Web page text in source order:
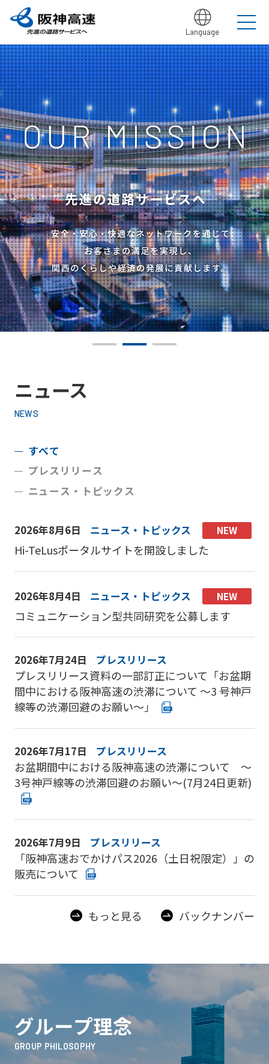
Language
グループ理念 カテゴリTOP
阪神高速グループビジョン
205X
中期経営計画（2026～2028）
サステナビリティ カテゴリTOP
阪神高速グ
ループのサ
ステナビリ
ティ
トップメ
ッセージ
サステナ
ビリティ
ニュース
サステナ
ビリティ
経営
サステナ
ビリティ
重要課題
ガバナン
ス報告
社会貢献活動
（助成）
未来(あす)へ
のチャレン
ジプロジェ
クト
若手研究者
助成
サステナビリティレポ
ート
サステナビリテ
ィレポート
2026(デジタルブ
ック)
レポートダウン
ロード（PDF）
企業・グループ情報 カテゴリTOP
社長ごあいさつ / 社長定例記者会
見
会社概要・
組織
企業概要
組織・事
業所一覧
事業・取り
組み
事業計画
経営効率
化に向け
た今後の
取り組み
新技術の
募集
協定・事
業許可等
法令遵
守・コー
ポレート
ガバナン
ス
内部統
制シス
テム
公益通
報窓口
各種会
議・検討
会
阪神高
速事業
アドバ
イザリ
ー会議
情
報
の
公
開
情
報
開
示
各
種
デ
ー
タ
安全・安心・快適への取り組み カテゴリTOP
お客さま満足の実
現に向けて
大規模更新・修繕
安全・安心・快適
の追求
建設事業の推進 プロの仕事の徹底
関連事業・国際事
業の展開
環境にやさしく、
地域・社会ととも
に
阪神・淡路大震災
～つないでいく1.17
～
IR情報 カテゴリTOP
最新IR資料
IR説明動画
IR説明資料
インパクト
レポート
決算情
報
有価証
券報告
書
株主総
会
その他のIR情報
道路建設関係債務の
状況
社債・格付情報
サステナビリティ・
ファイナンス
ソーシャル・ファイ
ナンス
阪神高速道路株式会
社の開始貸借対照表
（旧）阪神高速道路
公団の情報
入札契約情報 カテゴリTOP
発注
見通
し・
入札
情報
年
間
発
注
見
通
し
入
札
公
告
入
札
結
入
契
約
競争参
加資格
競争
参加
資格
関係
競争
参加
停止
措置
につ
いて
実施内
容・各
種デー
タ
入札
監視
委員
会
暴力
団等
排除
措置
につ
いて
入
札・
契約
方式
技術
入札契
約情報
に関す
るよく
あるご
質問
よくあ
るご質
問
Hi-
TeLus（工
事情報等共
有システ
ム）
Hi-
TeLusポ
ータル
サイト
ニュース
NEWS
すべて
プレスリリース
ニュース・トピックス
2026年8月6日 ニュース・トピックス
Hi-TeLusポータルサイトを開設しました
2026年8月4日 ニュース・トピックス
コミュニケーション型共同研究を公募します
2026年7月24日 プレスリリース
プレスリリース資料の一部訂正について「お盆期
間中における阪神高速の渋滞について ～3 号神戸
線等の渋滞回避のお願い～」
2026年7月17日 プレスリリース
お盆期間中における阪神高速の渋滞について ～
3号神戸線等の渋滞回避のお願い～(7月24日更新)
2026年7月9日 プレスリリース
「阪神高速おでかけパス2026（土日祝限定）」の
販売について
もっと見る バックナンバー
グループ理念
GROUP PHILOSOPHY